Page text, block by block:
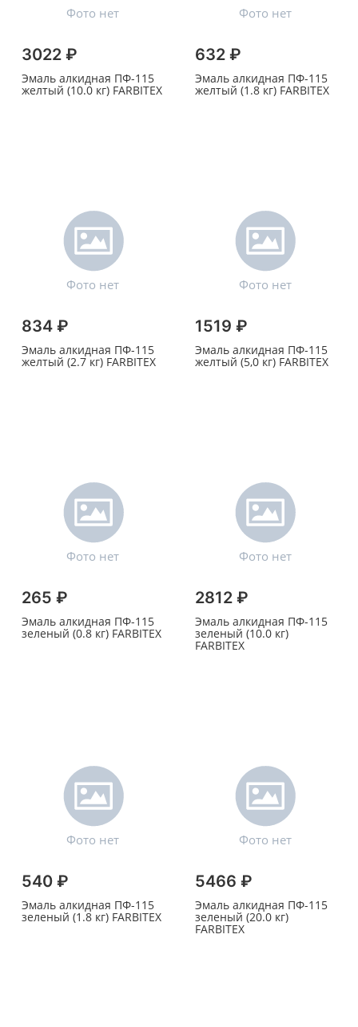
3022 ₽
Эмаль алкидная ПФ-115
желтый (10.0 кг) FARBITEX
632 ₽
Эмаль алкидная ПФ-115
желтый (1.8 кг) FARBITEX
834 ₽
Эмаль алкидная ПФ-115
желтый (2.7 кг) FARBITEX
1519 ₽
Эмаль алкидная ПФ-115
желтый (5,0 кг) FARBITEX
265 ₽
Эмаль алкидная ПФ-115
зеленый (0.8 кг) FARBITEX
2812 ₽
Эмаль алкидная ПФ-115
зеленый (10.0 кг)
FARBITEX
540 ₽
Эмаль алкидная ПФ-115
зеленый (1.8 кг) FARBITEX
5466 ₽
Эмаль алкидная ПФ-115
зеленый (20.0 кг)
FARBITEX